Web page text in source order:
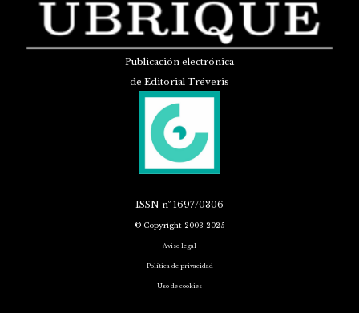
Publicación electrónica
de Editorial Tréveris
ISSN nº 1697/0306
© Copyright 2003-2025
Aviso legal
Política de privacidad
Uso de cookies